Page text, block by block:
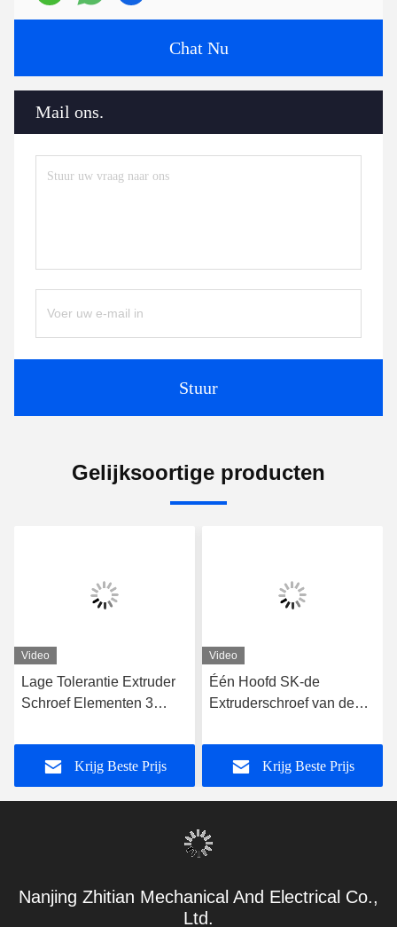
Chat Nu
Mail ons.
Stuur
Gelijksoortige producten
Video
Lage Tolerantie Extruder
Schroef Elementen 3
Voor WP Machine Plastic
Twin Schroef Extruder
Schroef Element
Krijg Beste Prijs
Video
Één Hoofd SK-de
Extruderschroef van de
de Extrudermachine
62.4mm OD-
Schroefsegmenten voor
Krijg Beste Prijs
Nanjing Zhitian Mechanical And Electrical Co.,
Ltd.